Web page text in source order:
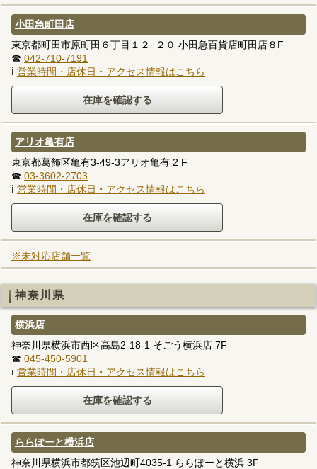
小田急町田店
東京都町田市原町田６丁目１２−２０ 小田急百貨店町田店８F
☎ 042-710-7191
ℹ 営業時間・店休日・アクセス情報はこちら
アリオ亀有店
東京都葛飾区亀有3-49-3アリオ亀有 2 F
☎ 03-3602-2703
ℹ 営業時間・店休日・アクセス情報はこちら
※未対応店舗一覧
神奈川県
横浜店
神奈川県横浜市西区高島2-18-1 そごう横浜店 7F
☎ 045-450-5901
ℹ 営業時間・店休日・アクセス情報はこちら
ららぽーと横浜店
神奈川県横浜市都筑区池辺町4035-1 ららぽーと横浜 3F